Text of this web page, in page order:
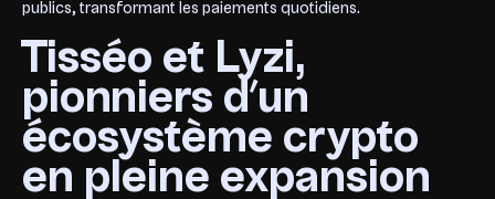
publics, transformant les paiements quotidiens.
Tisséo et Lyzi,
pionniers d’un
écosystème crypto
en pleine expansion